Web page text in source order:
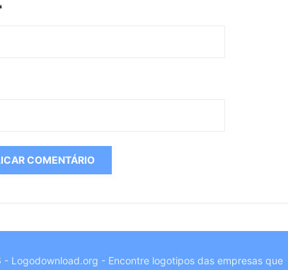
Logodownload.org - Encontre logotipos das empresas que